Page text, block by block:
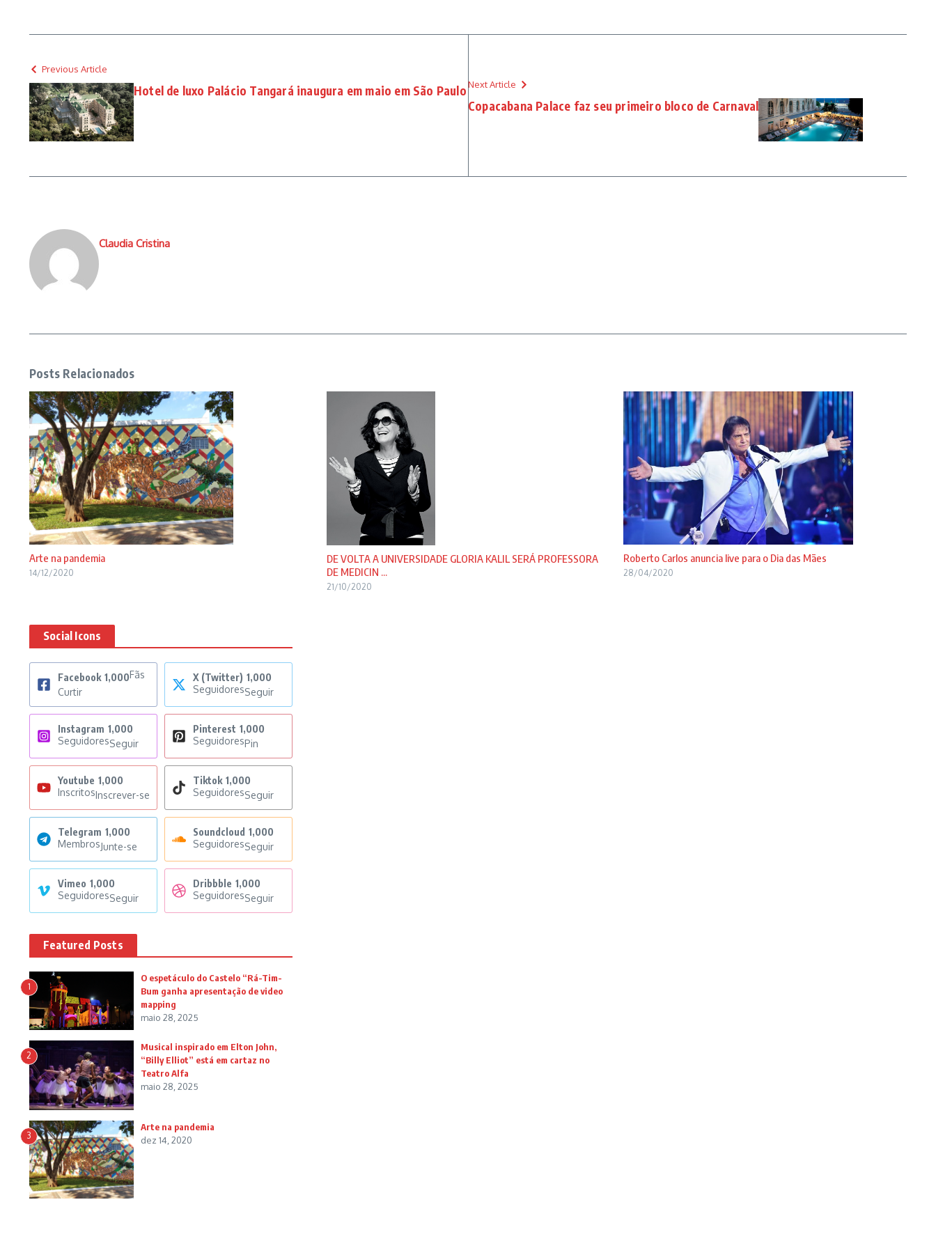
Previous Article
Hotel de luxo Palácio Tangará inaugura em maio em São Paulo Next Article
Copacabana Palace faz seu primeiro bloco de Carnaval
Claudia Cristina
Posts Relacionados
Arte na pandemia
14/12/2020
DE VOLTA A UNIVERSIDADE GLORIA KALIL SERÁ PROFESSORA
DE MEDICIN ...
21/10/2020
Roberto Carlos anuncia live para o Dia das Mães
28/04/2020
Social Icons
Facebook 1,000Fãs
Curtir
X (Twitter) 1,000
SeguidoresSeguir
Instagram 1,000
SeguidoresSeguir
Pinterest 1,000
SeguidoresPin
Youtube 1,000
InscritosInscrever-se
Tiktok 1,000
SeguidoresSeguir
Telegram 1,000
MembrosJunte-se
Soundcloud 1,000
SeguidoresSeguir
Vimeo 1,000
SeguidoresSeguir
Dribbble 1,000
SeguidoresSeguir
Featured Posts
1
O espetáculo do Castelo “Rá-Tim-
Bum ganha apresentação de video
mapping
maio 28, 2025
2
Musical inspirado em Elton John,
“Billy Elliot” está em cartaz no
Teatro Alfa
maio 28, 2025
3
Arte na pandemia
dez 14, 2020